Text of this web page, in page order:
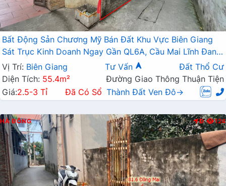
Bất Động Sản Chương Mỹ Bán Đất Khu Vực Biên Giang
Sát Trục Kinh Doanh Ngay Gần QL6A, Cầu Mai Lĩnh Đang
Mở Rộng
Vị Trí: Biên Giang Tư Vấn
Đất Thổ Cư
Diện Tích: 55.4m²
Đường Giao Thông Thuận Tiện
Giá:2.5-3 Tỉ Đã Có Sổ Thành Đất Ven Đô→
HÀ ĐÔNG Đ 124